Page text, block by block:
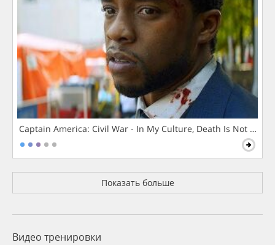
Captain America: Civil War - In My Culture, Death Is Not The
Показать больше
Видео тренировки